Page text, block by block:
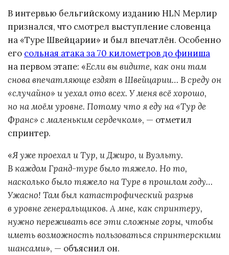
В интервью бельгийскому изданию HLN Мерлир
признался, что смотрел выступление словенца
на «Туре Швейцарии» и был впечатлён. Особенно
его сольная атака за 70 километров до финиша
на первом этапе: «Если вы видите, как они там
снова впечатляюще ездят в Швейцарии… В среду он
«случайно» и уехал ото всех. У меня всё хорошо,
но на моём уровне. Потому что я еду на «Тур де
Франс» с маленьким сердечком», — отметил
спринтер.
«Я уже проехал и Тур, и Джиро, и Вуэльту.
В каждом Гранд-туре было тяжело. Но то,
насколько было тяжело на Туре в прошлом году…
Ужасно! Там был катастрофический разрыв
в уровне генеральщиков. А мне, как спринтеру,
нужно переживать все эти сложные горы, чтобы
иметь возможность пользоваться спринтерскими
шансами», — объяснил он.